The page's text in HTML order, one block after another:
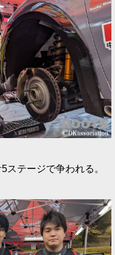
ステージで争われる。